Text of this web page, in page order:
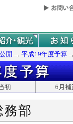
開 平成19年度予算
初 6月補
務部